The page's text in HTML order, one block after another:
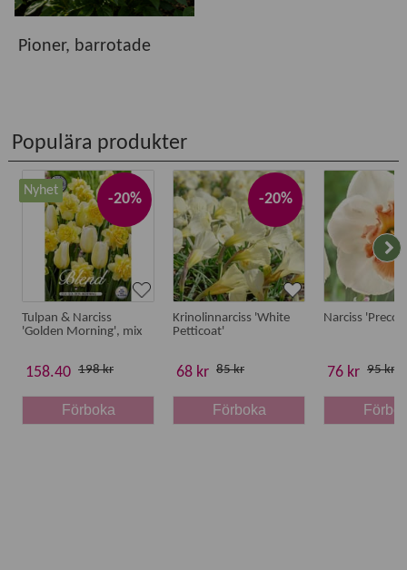
Pioner, barrotade
Populära produkter
-20%
Nyhet
Tulpan & Narciss
'Golden Morning', mix
158.40 198 kr
Förboka
-20%
Krinolinnarciss 'White
Petticoat'
68 kr 85 kr
Förboka
Narciss
76 kr 95 kr